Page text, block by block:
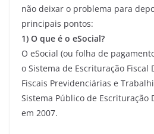
não deixar o problema para
principais pontos:
1) O que é o eSocial?
O eSocial (ou folha de
o Sistema de Escrituração Fiscal
Fiscais Previdenciárias e
Sistema Público de Escrituração
em 2007.